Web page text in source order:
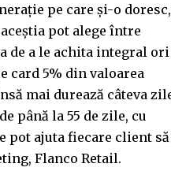
pe care și-o doresc,
pot alege între
de a le achita integral ori
card 5% din valoarea
mai durează câteva
până la 55 de zile, cu
pot ajuta fiecare client să
Flanco Retail.